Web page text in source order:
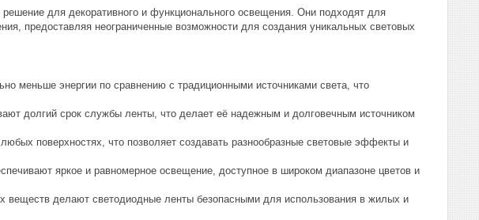
для декоративного и функционального освещения. Они подходят для
предоставляя неограниченные возможности для создания уникальных световых
меньше энергии по сравнению с традиционными источниками света, что
долгий срок службы ленты, что делает её надежным и долговечным источником
поверхностях, что позволяет создавать разнообразные световые эффекты и
яркое и равномерное освещение, доступное в широком диапазоне цветов и
веществ делают светодиодные ленты безопасными для использования в жилых и